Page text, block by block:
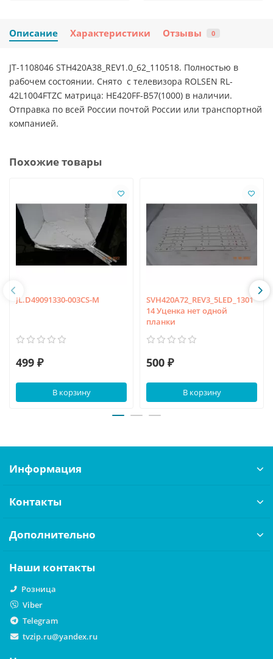
Описание Характеристики Отзывы 0
JT-1108046 STH420A38_REV1.0_62_110518. Полностью в
рабочем состоянии. Снято с телевизора ROLSEN RL-
42L1004FTZC матрица: HE420FF-B57(1000) в наличии.
Отправка по всей России почтой России или транспортной
компанией.
Похожие товары
JL.D49091330-003CS-M
499 ₽
В корзину
SVH420A72_REV3_5LED_1301
14 Уценка нет одной
планки
500 ₽
В корзину
Информация
Контакты
Дополнительно
Наши контакты
Розница
Viber
Telegram
tvzip.ru@yandex.ru